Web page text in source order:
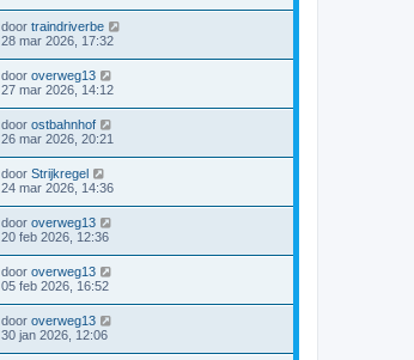
door traindriverbe
28 mar 2026, 17:32
door overweg13
27 mar 2026, 14:12
door ostbahnhof
26 mar 2026, 20:21
door Strijkregel
24 mar 2026, 14:36
door overweg13
20 feb 2026, 12:36
door overweg13
05 feb 2026, 16:52
door overweg13
30 jan 2026, 12:06